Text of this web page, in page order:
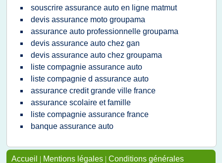
souscrire assurance auto en ligne matmut
devis assurance moto groupama
assurance auto professionnelle groupama
devis assurance auto chez gan
devis assurance auto chez groupama
liste compagnie assurance auto
liste compagnie d assurance auto
assurance credit grande ville france
assurance scolaire et famille
liste compagnie assurance france
banque assurance auto
Accueil | Mentions légales | Conditions générales